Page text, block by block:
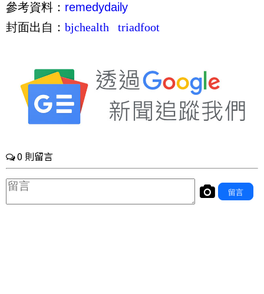
參考資料： remedydaily
封面出自： bjchealth triadfoot